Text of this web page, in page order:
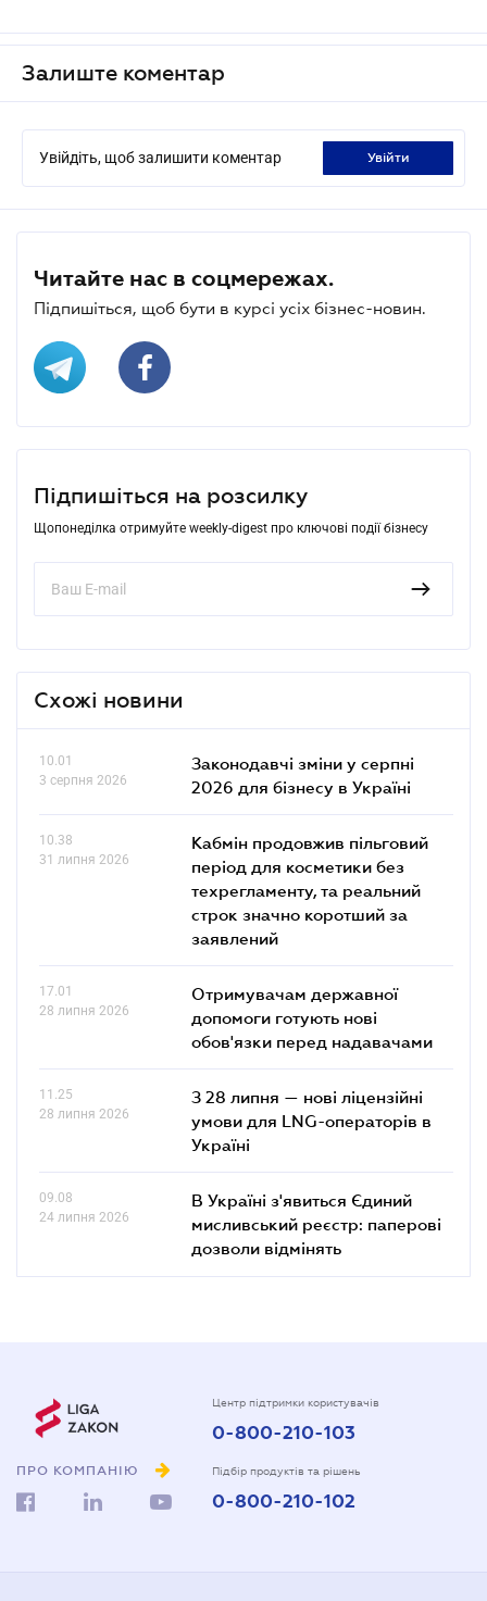
Залиште коментар
Увійдіть, щоб залишити коментар увійти
Читайте нас в соцмережах.
Підпишіться, щоб бути в курсі усіх бізнес-новин.
Підпишіться на розсилку
Щопонеділка отримуйте weekly-digest про ключові події бізнесу
Схожі новини
10.01
3 серпня 2026
Законодавчі зміни у серпні
2026 для бізнесу в Україні
10.38
31 липня 2026
Кабмін продовжив пільговий
період для косметики без
техрегламенту, та реальний
строк значно коротший за
заявлений
17.01
28 липня 2026
Отримувачам державної
допомоги готують нові
обов'язки перед надавачами
11.25
28 липня 2026
З 28 липня — нові ліцензійні
умови для LNG-операторів в
Україні
09.08
24 липня 2026
В Україні з'явиться Єдиний
мисливський реєстр: паперові
дозволи відмінять
ПРО КОМПАНІЮ
Центр підтримки користувачів
0-800-210-103
Підбір продуктів та рішень
0-800-210-102